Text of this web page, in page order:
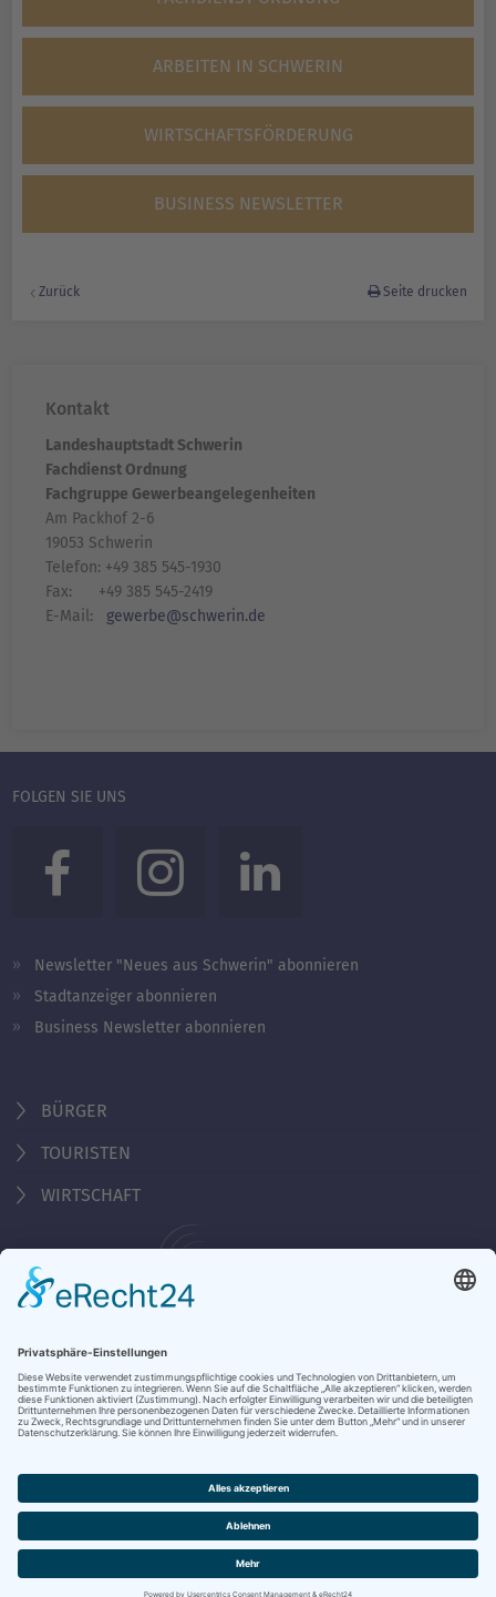
ARBEITEN IN SCHWERIN
WIRTSCHAFTSFÖRDERUNG
BUSINESS NEWSLETTER
Zurück Seite drucken
Kontakt
Landeshauptstadt Schwerin
Fachdienst Ordnung
Fachgruppe Gewerbeangelegenheiten
Am Packhof 2-6
19053 Schwerin
Telefon: +49 385 545-1930
Fax: +49 385 545-2419
E-Mail: gewerbe@schwerin.de
FOLGEN SIE UNS
Newsletter "Neues aus Schwerin" abonnieren
Stadtanzeiger abonnieren
Business Newsletter abonnieren
BÜRGER
TOURISTEN
WIRTSCHAFT
Behördennummer 115
KONTAKT
NOTRUFE & HOTLINES
JOBS
STADTANZEIGER
BROSCHÜREN
PRESSE
DATENSCHUTZ